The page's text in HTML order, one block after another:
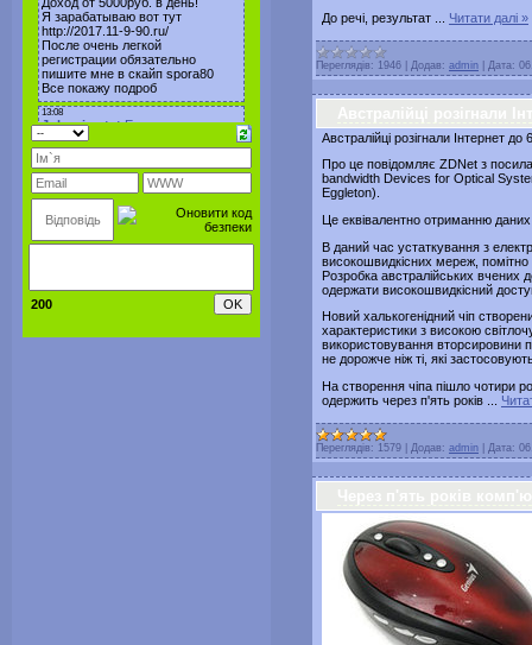
200
До речі, результат
Читати далі »
Переглядів: 1946 Додав: admin Дата:
Австралійці розігнали Інтернет до
Про це повідомляє ZDNet з
bandwidth Devices for Optical
Eggleton).
Це еквівалентно отриманню
В даний час устаткування з
високошвидкісних мереж,
Розробка австралійських вчених
одержати високошвидкісний
Новий халькогенідний чіп
характеристики з високою
використовування вторсировини
не дорожче ніж ті, які
На створення чіпа пішло чотири
одержить через п'ять років
Переглядів: 1579 Додав: admin Дата: